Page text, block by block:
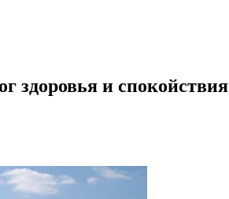
здоровья и спокойствия